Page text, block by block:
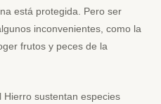
está protegida. Pero ser
inconvenientes, como la
frutos y peces de la
Hierro sustentan especies